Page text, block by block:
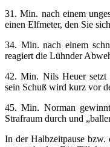
31. Min. nach einem
einen Elfmeter, den Sie
34. Min. nach einem
reagiert die Lühnder
42. Min. Nils Heuer setzt
sein Schuß wird kurz vor
45. Min. Norman
Strafraum durch und
In der Halbzeitpause bzw.